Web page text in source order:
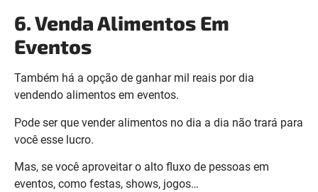
6. Venda Alimentos Em
Eventos
Também há a opção de ganhar mil reais por dia
vendendo alimentos em eventos.
Pode ser que vender alimentos no dia a dia não trará para
você esse lucro.
Mas, se você aproveitar o alto fluxo de pessoas em
eventos, como festas, shows, jogos…